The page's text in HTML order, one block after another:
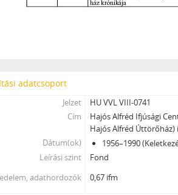
adatcsoport
Jelzet
HU VVL VIII-0741
Cím
Hajós Alfréd Ifjúsági
Hajós Alfréd Úttörőház)
Dátum(ok)
1956–1990
Leírási szint
Fond
adathordozók
0,67 ifm